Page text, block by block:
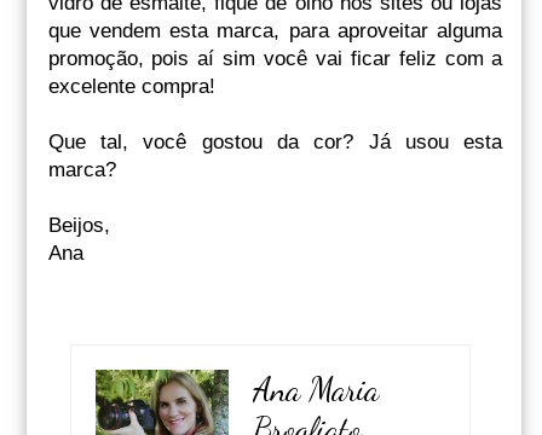
que vendem esta marca, para aproveitar alguma
promoção, pois aí sim você vai ficar feliz com a
excelente compra!
Que tal, você gostou da cor? Já usou esta
marca?
Beijos,
Ana
Ana Maria